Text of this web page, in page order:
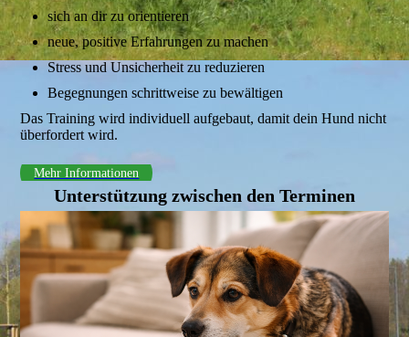
sich an dir zu orientieren
neue, positive Erfahrungen zu machen
Stress und Unsicherheit zu reduzieren
Begegnungen schrittweise zu bewältigen
Das Training wird individuell aufgebaut, damit dein Hund nicht
überfordert wird.
Mehr Informationen
Unterstützung zwischen den Terminen